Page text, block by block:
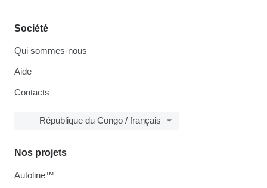
Société
Qui sommes-nous
Aide
Contacts
République du Congo / français
Nos projets
Autoline™